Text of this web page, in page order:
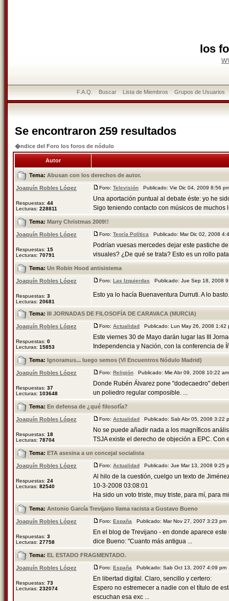
los
F.A.Q. Buscar Lista de Miembros Grupos de Usuarios
Se encontraron 259 resultados
�ndice del Foro los foros de nódulo
Autor
Tema: Abusan con los derechos de autor.
Joaquín Robles López
Respuestas: 44
Lecturas: 228811
Foro: Televisión Publicado: Vie Dic 04, 2009 8:56
Una aportación puntual al debate éste: yo he
Sigo teniendo contacto con músicos de muchos
Tema: Marry Christmas 2009!!
Joaquín Robles López
Respuestas: 15
Lecturas: 70791
Foro: Teoría Política Publicado: Mar Dic 02, 2008
Podrían vuesas mercedes dejar este pastiche
visuales? ¿De qué se trata? Esto es un rollo
Tema: Un Robin Hood antisistema
Joaquín Robles López
Respuestas: 3
Lecturas: 20681
Foro: Las Izquierdas Publicado: Jue Sep 18, 2008
Esto ya lo hacía Buenaventura Durruti. A lo
Tema: III JORNADAS DE FILOSOFÍA DE CARAVACA (MURCIA)
Joaquín Robles López
Respuestas: 0
Lecturas: 15853
Foro: Actualidad Publicado: Lun May 26, 2008
Este viernes 30 de Mayo darán lugar las III
Independencia y Nación, con la conferencia de
Tema: Ignoramus... luego semos (VI Encuentros Nódulo Madrid)
Joaquín Robles López
Respuestas: 37
Lecturas: 103648
Foro: Religión Publicado: Mie Abr 09, 2008 10:22
Donde Rubén Álvarez pone "dodecaedro"
un poliedro regular composible. ...
Tema: En defensa de ¿qué filosofía?
Joaquín Robles López
Respuestas: 18
Lecturas: 78704
Foro: Actualidad Publicado: Sab Abr 05, 2008
No se puede añadir nada a los magníficos
TSJA existe el derecho de objeción a EPC. Con
Tema: ETA asesina a un concejal socialista
Joaquín Robles López
Respuestas: 24
Lecturas: 82540
Foro: Actualidad Publicado: Jue Mar 13, 2008
Al hilo de la cuestión, cuelgo un texto de
10-3-2008 03:08:01
Ha sido un voto triste, muy triste, para mí, para
Tema: Antonio García Trevijano llama racista a Gustavo Bueno
Joaquín Robles López
Respuestas: 3
Lecturas: 27758
Foro: España Publicado: Mar Nov 27, 2007 3:23
En el blog de Trevijano - en donde aparece
dice Bueno: "Cuanto más antigua ...
Tema: EL ESTADO FRAGMENTADO.
Joaquín Robles López
Respuestas: 73
Lecturas: 232074
Foro: España Publicado: Sab Oct 13, 2007 4:09
En libertad digital. Claro, sencillo y certero:
Espero no estremecer a nadie con el título de
escuchan esa exc ...